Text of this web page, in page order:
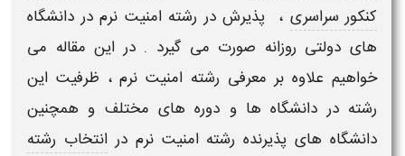
کنکور سراسری ، پذیرش در رشتهامنیت نرمدر دانشگاه
های دولتی روزانه صورت می گیرد . در این مقاله می
خواهیم علاوه بر معرفی رشته امنیت نرم، ظرفیت این
رشته در دانشگاه ها و دوره های مختلف و همچنین
دانشگاه های پذیرنده رشتهامنیت نرمدرانتخاب رشته